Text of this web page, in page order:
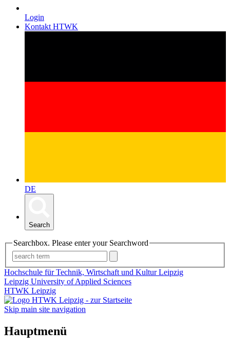
Login
Kontakt HTWK
DE
Search
Searchbox. Please enter your Searchword
Hochschule für Technik, Wirtschaft und Kultur Leipzig
Leipzig University of Applied Sciences
HTWK Leipzig
Skip main site navigation
Hauptmenü